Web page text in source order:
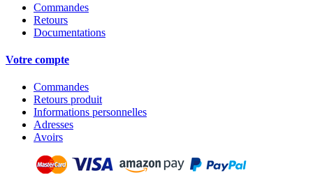
Commandes
Retours
Documentations
Votre compte
Commandes
Retours produit
Informations personnelles
Adresses
Avoirs